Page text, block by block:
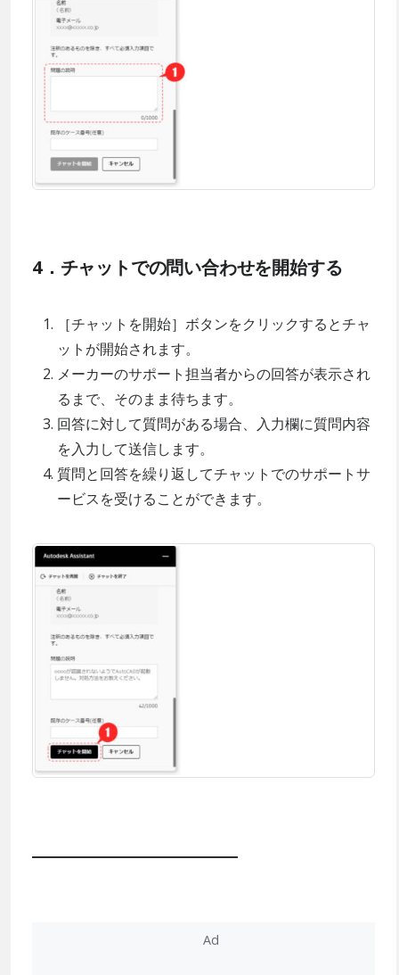
4．チャットでの問い合わせを開始する
［チャットを開始］ボタンをクリックするとチャ
ットが開始されます。
メーカーのサポート担当者からの回答が表示され
るまで、そのまま待ちます。
回答に対して質問がある場合、入力欄に質問内容
を入力して送信します。
質問と回答を繰り返してチャットでのサポートサ
ービスを受けることができます。